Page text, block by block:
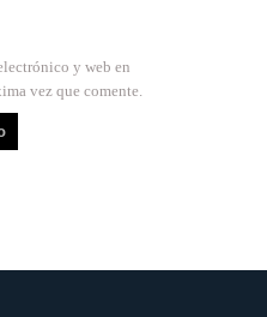
y web en
vez que comente.